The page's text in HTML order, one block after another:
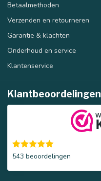
Betaalmethoden
Verzenden en retourneren
Garantie & klachten
Onderhoud en service
Klantenservice
Klantbeoordelingen
543 beoordelingen